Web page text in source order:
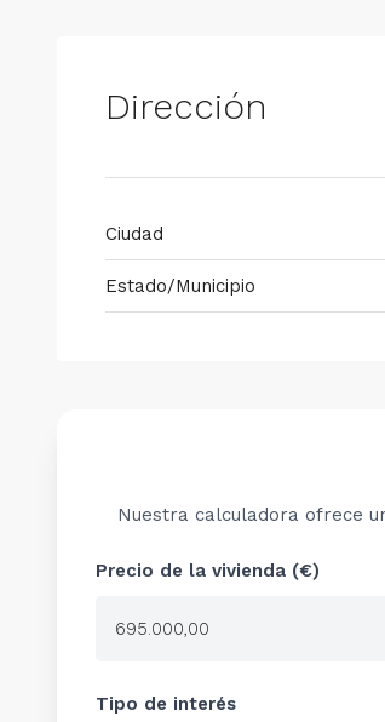
Dirección
Ciudad
Estado/Municipio
Nuestra calculadora ofrece
Precio de la vivienda (€)
Tipo de interés